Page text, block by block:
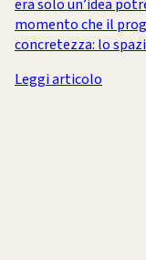
era solo un’idea
momento che il
concretezza: lo
Leggi articolo